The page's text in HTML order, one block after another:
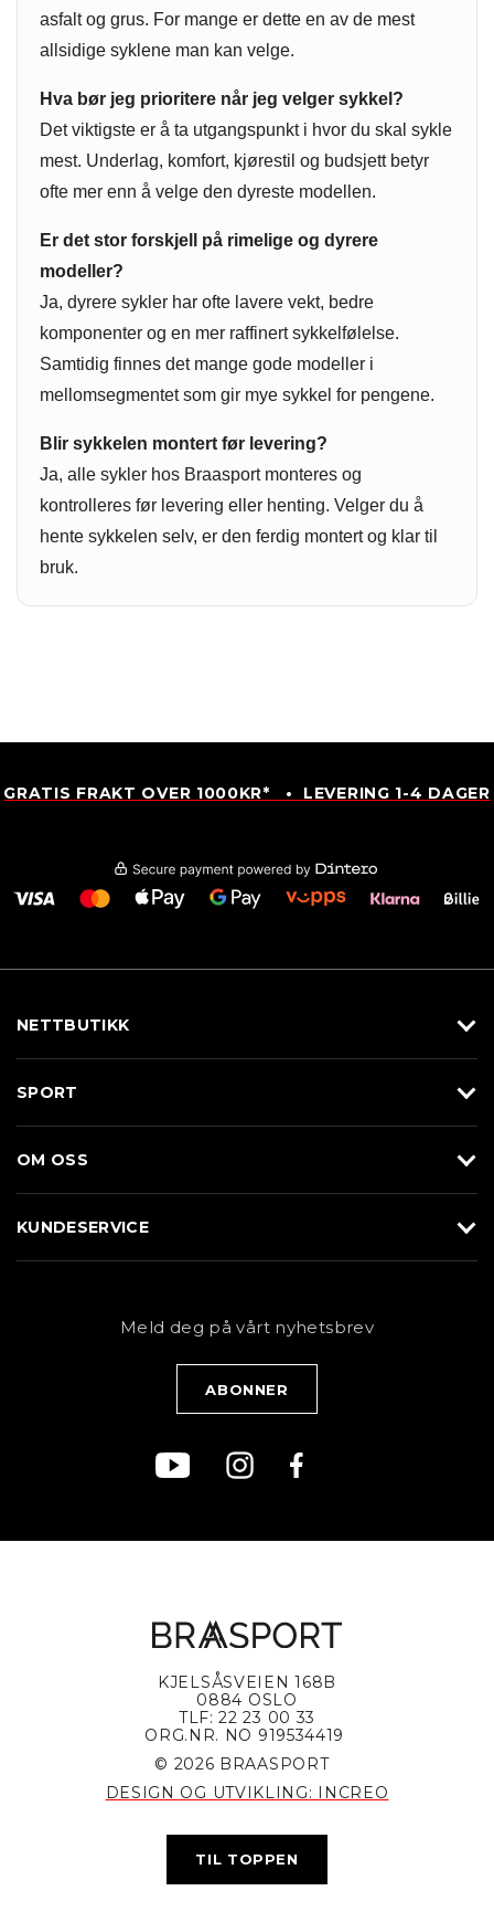
asfalt og grus. For mange er dette en av de mest
allsidige syklene man kan velge.
Hva bør jeg prioritere når jeg velger sykkel?
Det viktigste er å ta utgangspunkt i hvor du skal sykle
mest. Underlag, komfort, kjørestil og budsjett betyr
ofte mer enn å velge den dyreste modellen.
Er det stor forskjell på rimelige og dyrere
modeller?
Ja, dyrere sykler har ofte lavere vekt, bedre
komponenter og en mer raffinert sykkelfølelse.
Samtidig finnes det mange gode modeller i
mellomsegmentet som gir mye sykkel for pengene.
Blir sykkelen montert før levering?
Ja, alle sykler hos Braasport monteres og
kontrolleres før levering eller henting. Velger du å
hente sykkelen selv, er den ferdig montert og klar til
bruk.
GRATIS FRAKT OVER 1000KR* • LEVERING 1-4 DAGER
NETTBUTIKK
Sko
Merkevarer
SPORT
Løp
Sykkel
OM OSS
KUNDESERVICE
PersonvernerklæringMeld deg på vårt nyhetsbrev
KJELSÅSVEIEN 168B
0884 OSLO
TLF: 22 23 00 33
ORG.NR. NO 919534419
© 2026 BRAASPORT
DESIGN OG UTVIKLING: INCREO
TIL TOPPEN